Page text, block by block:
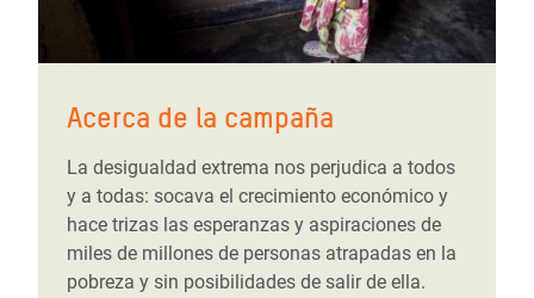
Acerca de la campaña
La desigualdad extrema nos perjudica a todos
y a todas: socava el crecimiento económico y
hace trizas las esperanzas y aspiraciones de
miles de millones de personas atrapadas en la
pobreza y sin posibilidades de salir de ella.